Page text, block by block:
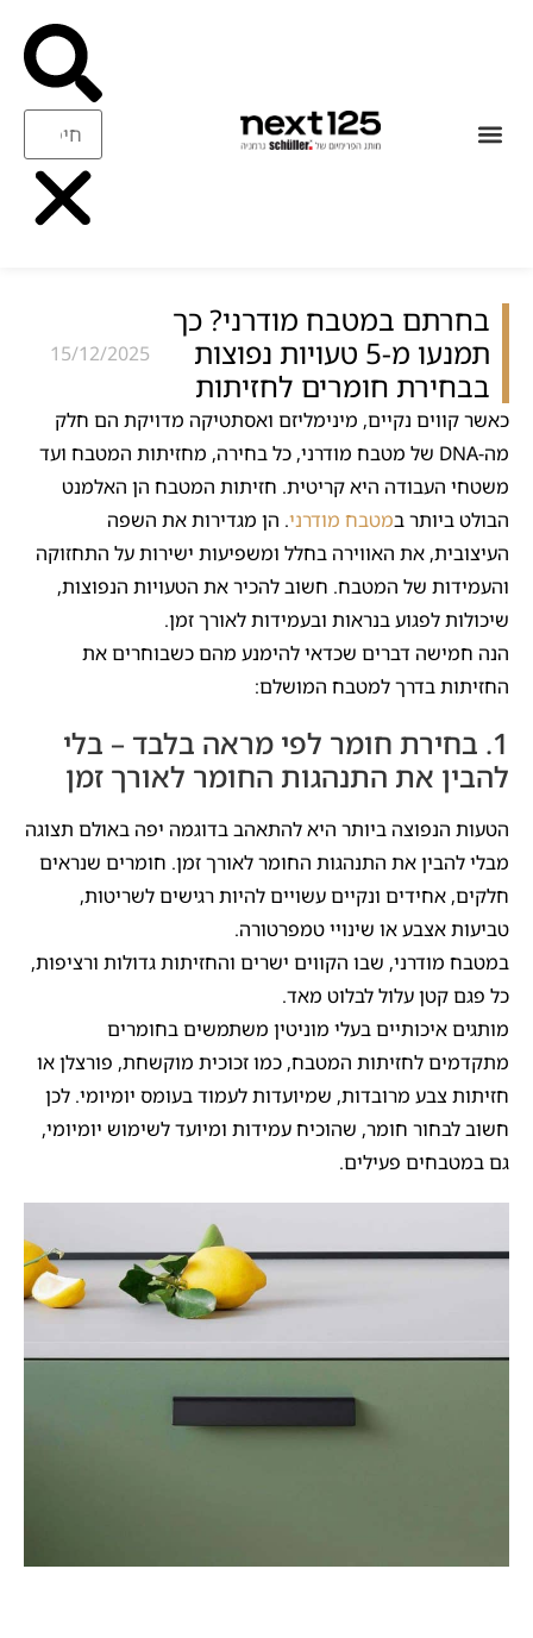
בחרתם במטבח מודרני? כך
תמנעו מ-5 טעויות נפוצות
בבחירת חומרים לחזיתות
15/12/2025
כאשר קווים נקיים, מינימליזם ואסתטיקה מדויקת הם חלק
מה-DNA של מטבח מודרני, כל בחירה, מחזיתות המטבח ועד
משטחי העבודה היא קריטית. חזיתות המטבח הן האלמנט
הבולט ביותר במטבח מודרני. הן מגדירות את השפה
העיצובית, את האווירה בחלל ומשפיעות ישירות על התחזוקה
והעמידות של המטבח. חשוב להכיר את הטעויות הנפוצות,
שיכולות לפגוע בנראות ובעמידות לאורך זמן.
הנה חמישה דברים שכדאי להימנע מהם כשבוחרים את
החזיתות בדרך למטבח המושלם:
1. בחירת חומר לפי מראה בלבד – בלי
להבין את התנהגות החומר לאורך זמן
הטעות הנפוצה ביותר היא להתאהב בדוגמה יפה באולם תצוגה
מבלי להבין את התנהגות החומר לאורך זמן. חומרים שנראים
חלקים, אחידים ונקיים עשויים להיות רגישים לשריטות,
טביעות אצבע או שינויי טמפרטורה.
במטבח מודרני, שבו הקווים ישרים והחזיתות גדולות ורציפות,
כל פגם קטן עלול לבלוט מאד.
מותגים איכותיים בעלי מוניטין משתמשים בחומרים
מתקדמים לחזיתות המטבח, כמו זכוכית מוקשחת, פורצלן או
חזיתות צבע מרובדות, שמיועדות לעמוד בעומס יומיומי. לכן
חשוב לבחור חומר, שהוכיח עמידות ומיועד לשימוש יומיומי,
גם במטבחים פעילים.